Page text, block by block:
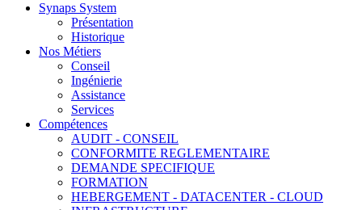
Synaps System
Présentation
Historique
Nos Métiers
Conseil
Ingénierie
Assistance
Services
Compétences
AUDIT - CONSEIL
CONFORMITE REGLEMENTAIRE
DEMANDE SPECIFIQUE
FORMATION
HEBERGEMENT - DATACENTER - CLOUD